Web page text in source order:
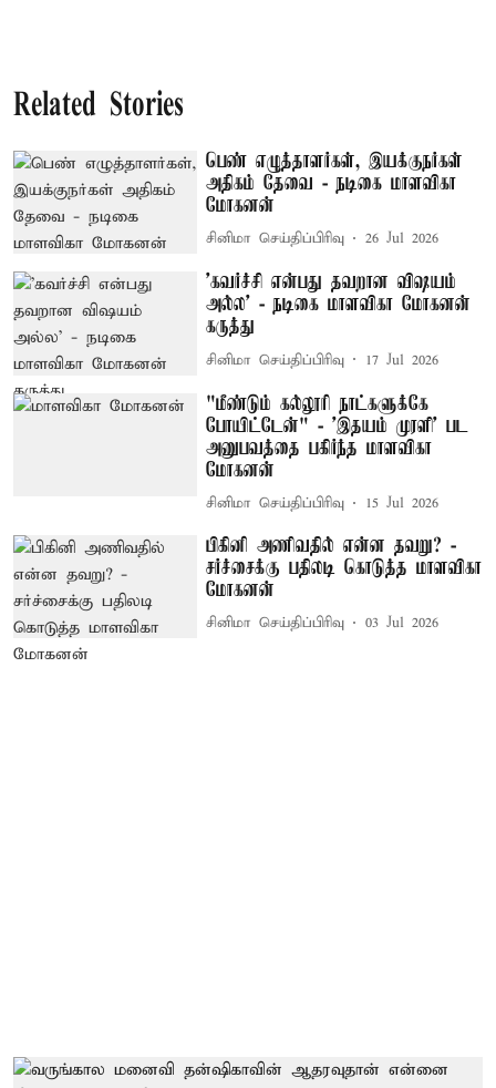
Related Stories
பெண் எழுத்தாளர்கள், இயக்குநர்கள்
அதிகம் தேவை - நடிகை மாளவிகா
மோகனன்
சினிமா செய்திப்பிரிவு 26 Jul 2026
'கவர்ச்சி என்பது தவறான விஷயம்
அல்ல' - நடிகை மாளவிகா மோகனன்
கருத்து
சினிமா செய்திப்பிரிவு 17 Jul 2026
"மீண்டும் கல்லூரி நாட்களுக்கே
போயிட்டேன்" - ’இதயம் முரளி' பட
அனுபவத்தை பகிர்ந்த மாளவிகா
மோகனன்
சினிமா செய்திப்பிரிவு 15 Jul 2026
பிகினி அணிவதில் என்ன தவறு? -
சர்ச்சைக்கு பதிலடி கொடுத்த மாளவிகா
மோகனன்
சினிமா செய்திப்பிரிவு 03 Jul 2026